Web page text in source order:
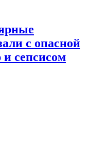
с опасной
сепсисом